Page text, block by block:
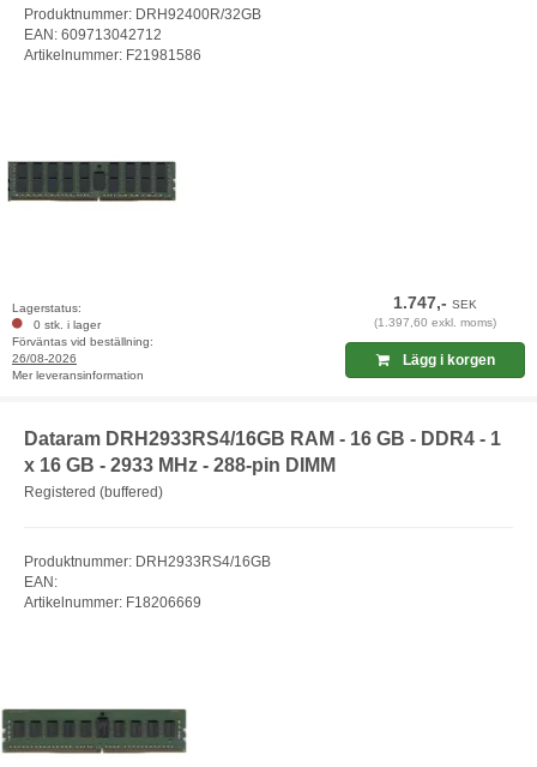
Produktnummer: DRH92400R/32GB
EAN: 609713042712
Artikelnummer: F21981586
Lagerstatus:
0 stk. i lager
Förväntas vid beställning:
26/08-2026
Mer leveransinformation
1.747,-SEK
(1.397,60 exkl. moms)
Lägg i korgen
Dataram DRH2933RS4/16GB RAM - 16 GB - DDR4 - 1
x 16 GB - 2933 MHz - 288-pin DIMM
Registered (buffered)
Produktnummer: DRH2933RS4/16GB
EAN:
Artikelnummer: F18206669